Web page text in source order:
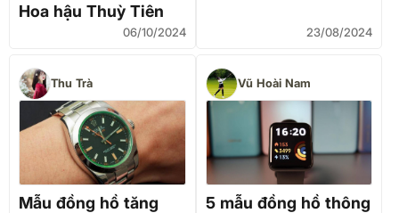
Hoa hậu Thuỳ Tiên
06/10/2024 23/08/2024
Thu Trà
Mẫu đồng hồ tăng
Vũ Hoài Nam
5 mẫu đồng hồ thông